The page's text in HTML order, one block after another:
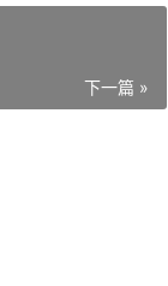
下一篇 »